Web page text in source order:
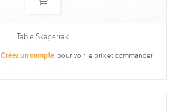
Table Skagerrak
Créez un compte pour voir le prix et commander.